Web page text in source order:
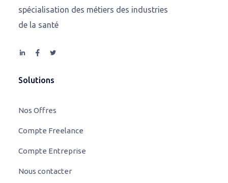
spécialisation des métiers des industries
de la santé
Solutions
Nos Offres
Compte Freelance
Compte Entreprise
Nous contacter